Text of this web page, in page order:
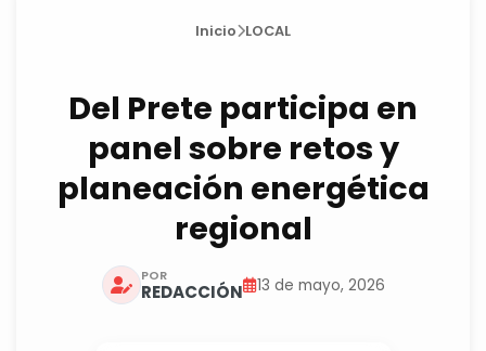
Inicio LOCAL
Del Prete participa en
panel sobre retos y
planeación energética
regional
POR
REDACCIÓN 13 de mayo, 2026